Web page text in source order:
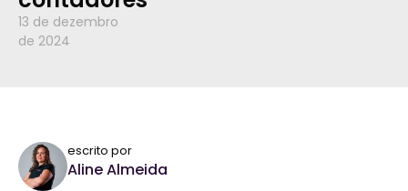
13 de dezembro
de 2024
escrito por
Aline Almeida